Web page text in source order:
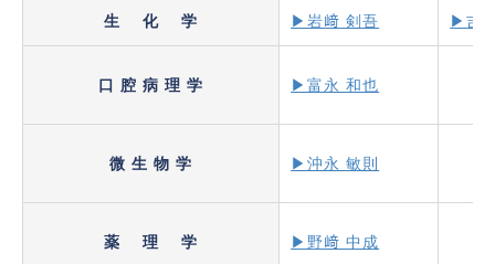
生 化 学 ▶岩﨑 剣吾 ▶吉
口 腔 病 理 学 ▶富永 和也
微 生 物 学 ▶沖永 敏則
薬 理 学 ▶野﨑 中成